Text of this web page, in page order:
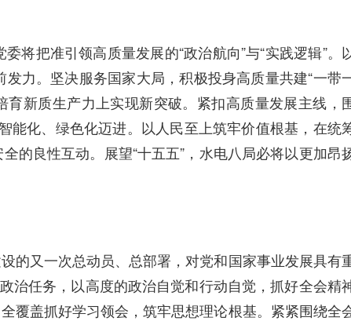
将把准引领高质量发展的“政治航向”与“实践逻辑”。
力。坚决服务国家大局，积极投身高质量共建“一带
新质生产力上实现新突破。紧扣高质量发展主线，
能化、绿色化迈进。以人民至上筑牢价值根基，在统
的良性互动。展望“十五五”，水电八局必将以更加昂
的又一次总动员、总部署，对党和国家事业发展具有
治任务，以高度的政治自觉和行动自觉，抓好全会精
覆盖抓好学习领会，筑牢思想理论根基。紧紧围绕全